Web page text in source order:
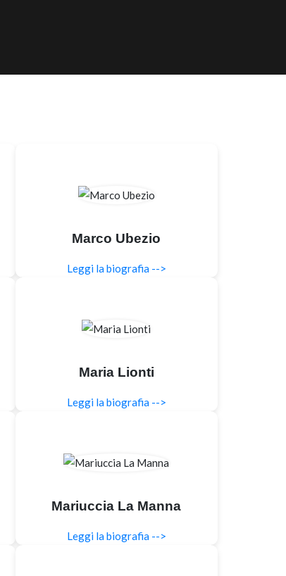
Marco Ubezio
Leggi la biografia -->
Maria Lionti
Leggi la biografia -->
Mariuccia La Manna
Leggi la biografia -->